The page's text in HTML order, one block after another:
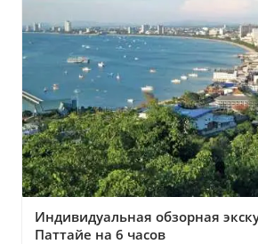
Индивидуальная обзорная
Паттайе на 6 часов